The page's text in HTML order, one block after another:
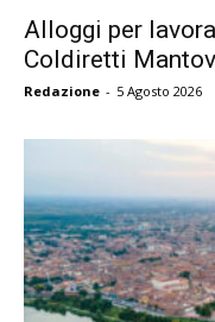
Alloggi per
Coldiretti
Redazione - 5 Agosto 2026